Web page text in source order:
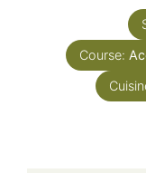
Course: